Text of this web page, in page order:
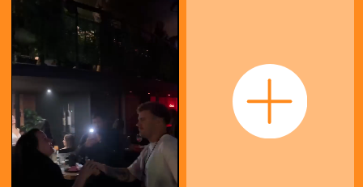
ФРАНШИЗА
ФОТООТЧЁТ
КОРПОРАТИВ